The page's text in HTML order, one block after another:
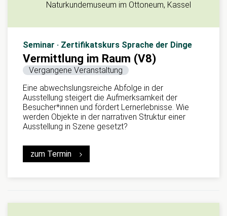
Naturkundemuseum im Ottoneum, Kassel
Seminar · Zertifikatskurs Sprache der Dinge
Vermittlung im Raum (V8)
Vergangene Veranstaltung
Eine abwechslungsreiche Abfolge in der
Ausstellung steigert die Aufmerksamkeit der
Besucher*innen und fördert Lernerlebnisse. Wie
werden Objekte in der narrativen Struktur einer
Ausstellung in Szene gesetzt?
zum Termin